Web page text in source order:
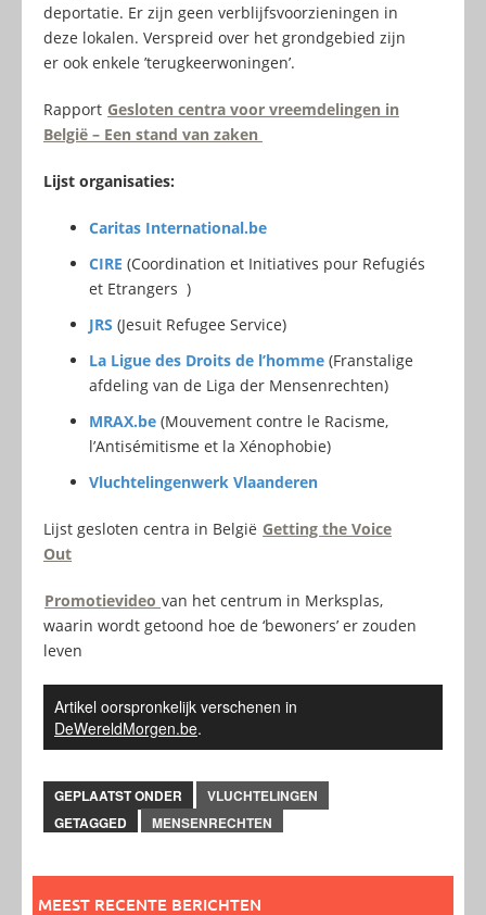
deportatie. Er zijn geen verblijfsvoorzieningen in
deze lokalen. Verspreid over het grondgebied zijn
er ook enkele ’terugkeerwoningen’.
Rapport Gesloten centra voor vreemdelingen in
België – Een stand van zaken
Lijst organisaties:
Caritas International.be
CIRE (Coordination et Initiatives pour Refugiés
et Etrangers )
JRS (Jesuit Refugee Service)
La Ligue des Droits de l’homme (Franstalige
afdeling van de Liga der Mensenrechten)
MRAX.be (Mouvement contre le Racisme,
l’Antisémitisme et la Xénophobie)
Vluchtelingenwerk Vlaanderen
Lijst gesloten centra in België Getting the Voice
Out
Promotievideo van het centrum in Merksplas,
waarin wordt getoond hoe de ‘bewoners’ er zouden
leven
Artikel oorspronkelijk verschenen in
DeWereldMorgen.be.
GEPLAATST ONDER
VLUCHTELINGEN
GETAGGED
MENSENRECHTEN
MEEST RECENTE BERICHTEN